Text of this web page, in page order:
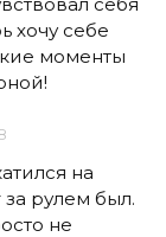
хочу себе
моменты
на
за рулем был.
не